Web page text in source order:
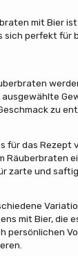
mit Bier
sich perfekt für
ausgewählte
zu
für das Rezept
Räuberbraten
zarte und
mit Bier, die
persönlichen